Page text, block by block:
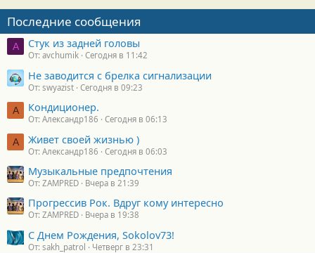
Последние сообщения
A Стук из задней головы
От: avchumik Сегодня в 11:42
Не заводится с брелка сигнализации
От: swyazist Сегодня в 09:23
А Кондиционер.
От: Александр186 Сегодня в 06:13
А Живет своей жизнью )
От: Александр186 Сегодня в 06:03
Музыкальные предпочтения
От: ZAMPRED Вчера в 21:39
Прогрессив Рок. Вдруг кому интересно
От: ZAMPRED Вчера в 19:38
С Днем Рождения, Sokolov73!
От: sakh_patrol Четверг в 23:31